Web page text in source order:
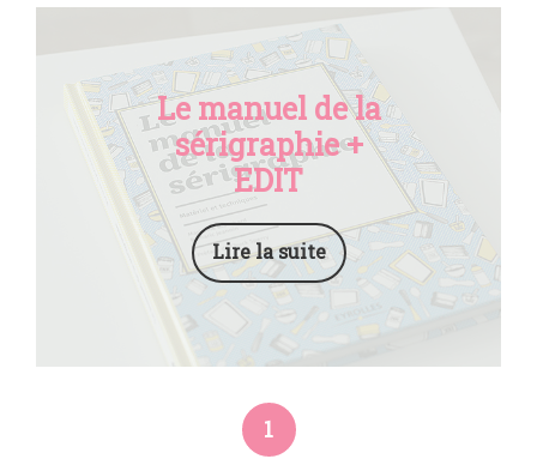
Aménager son coin couture
Personnalisez vos tissus
Rechercher
Le manuel de la
sérigraphie +
EDIT
Lire la suite
1